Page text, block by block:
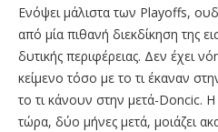
Ενόψει μάλιστα των Playoffs,
από μία πιθανή διεκδίκηση της
δυτικής περιφέρειας. Δεν έχει
κείμενο τόσο με το τι έκαναν
το τι κάνουν στην μετά-Doncic. Η
τώρα, δύο μήνες μετά, μοιάζει